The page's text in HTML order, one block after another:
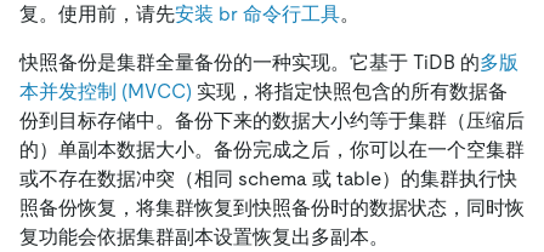
复。使用前，请先安装 br 命令行工具。
快照备份是集群全量备份的一种实现。它基于 TiDB 的多版
本并发控制 (MVCC) 实现，将指定快照包含的所有数据备
份到目标存储中。备份下来的数据大小约等于集群（压缩后
的）单副本数据大小。备份完成之后，你可以在一个空集群
或不存在数据冲突（相同 schema 或 table）的集群执行快
照备份恢复，将集群恢复到快照备份时的数据状态，同时恢
复功能会依据集群副本设置恢复出多副本。